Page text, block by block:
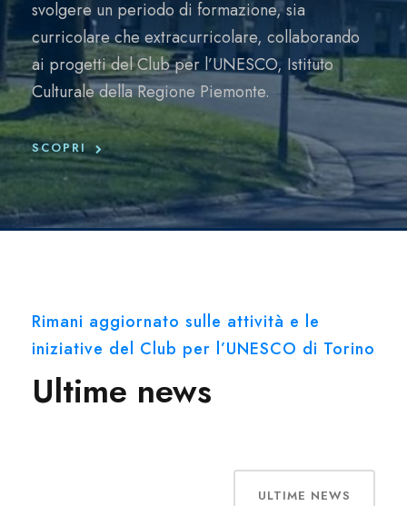
svolgere un periodo di formazione, sia
curricolare che extracurricolare, collaborando
ai progetti del Club per l’UNESCO, Istituto
Culturale della Regione Piemonte.
SCOPRI
Rimani aggiornato sulle attività e le
iniziative del Club per l’UNESCO di Torino
Ultime news
ULTIME NEWS